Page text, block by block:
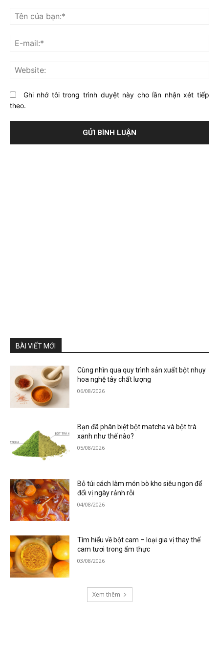
nghĩ
gì
về
bài
viết
này?
Ghi nhớ tôi trong trình duyệt này cho lần nhận xét tiếp
theo.
BÀI VIẾT MỚI
Cùng nhìn qua quy trình sản xuất bột nhụy
hoa nghệ tây chất lượng
06/08/2026
Bạn đã phân biệt bột matcha và bột trà
xanh như thế nào?
05/08/2026
Bỏ túi cách làm món bò kho siêu ngon để
đổi vị ngày rảnh rỗi
04/08/2026
Tìm hiểu về bột cam – loại gia vị thay thế
cam tươi trong ẩm thực
03/08/2026
Xem thêm